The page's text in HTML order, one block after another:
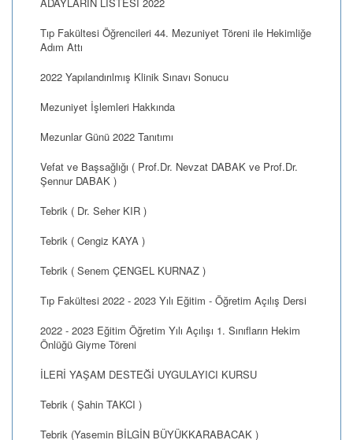
ADAYLARIN LİSTESİ 2022
Tıp Fakültesi Öğrencileri 44. Mezuniyet Töreni ile Hekimliğe
Adım Attı
2022 Yapılandırılmış Klinik Sınavı Sonucu
Mezuniyet İşlemleri Hakkında
Mezunlar Günü 2022 Tanıtımı
Vefat ve Başsağlığı ( Prof.Dr. Nevzat DABAK ve Prof.Dr.
Şennur DABAK )
Tebrik ( Dr. Seher KIR )
Tebrik ( Cengiz KAYA )
Tebrik ( Senem ÇENGEL KURNAZ )
Tıp Fakültesi 2022 - 2023 Yılı Eğitim - Öğretim Açılış Dersi
2022 - 2023 Eğitim Öğretim Yılı Açılışı 1. Sınıfların Hekim
Önlüğü Giyme Töreni
İLERİ YAŞAM DESTEĞİ UYGULAYICI KURSU
Tebrik ( Şahin TAKCI )
Tebrik (Yasemin BİLGİN BÜYÜKKARABACAK )